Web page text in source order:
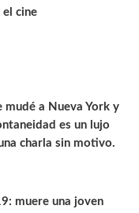
el cine
mudé a Nueva York y
es un lujo
charla sin motivo.
muere una joven